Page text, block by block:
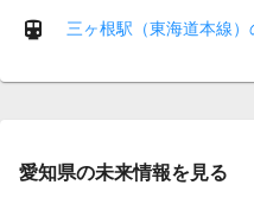
三ヶ根駅（東海道本線
愛知県の未来情報を見る